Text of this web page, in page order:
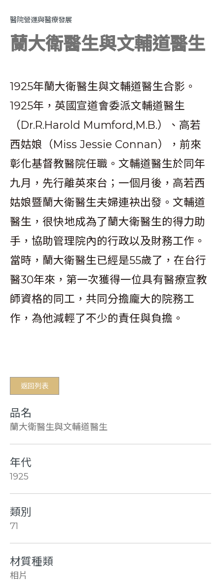
醫院營運與醫療發展
蘭大衛醫生與文輔道醫生
1925年蘭大衛醫生與文輔道醫生合影。
1925年，英國宣道會委派文輔道醫生
（Dr.R.Harold Mumford,M.B.）、高若
西姑娘（Miss Jessie Connan），前來
彰化基督教醫院任職。文輔道醫生於同年
九月，先行離英來台；一個月後，高若西
姑娘暨蘭大衛醫生夫婦連袂出發。文輔道
醫生，很快地成為了蘭大衛醫生的得力助
手，協助管理院內的行政以及財務工作。
當時，蘭大衛醫生已經是55歲了，在台行
醫30年來，第一次獲得一位具有醫療宣教
師資格的同工，共同分擔龐大的院務工
作，為他減輕了不少的責任與負擔。
返回列表
品名
蘭大衛醫生與文輔道醫生
年代
1925
類別
71
材質種類
相片